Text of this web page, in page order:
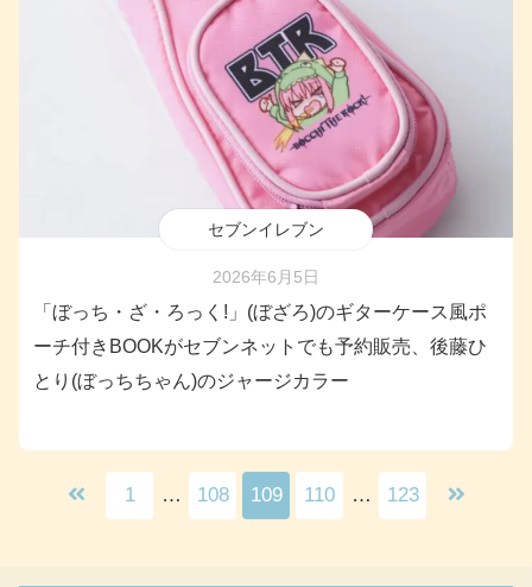
セブンイレブン
2026年6月5日
「ぼっち・ざ・ろっく!」(ぼざろ)のギターケース風ポ
ーチ付きBOOKがセブンネットでも予約販売、後藤ひ
とり(ぼっちちゃん)のジャージカラー
1 … 108 109 110 … 123